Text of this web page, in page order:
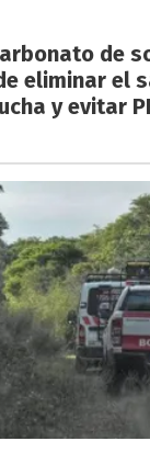
de
eliminar el
y evitar